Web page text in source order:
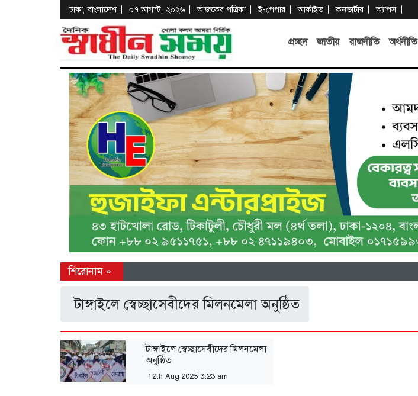
ঢাকা, বাংলাদেশ ০৭ আগস্ট, ২০২৬ আজকের পত্রিকা ই-পেপার আর্কাইভ কনভার্টার অ্যাপস
প্রচ্ছদ জাতীয় রাজনীতি অর্থনীতি
টাঙ্গাইলে স্বেচ্ছাসেবীদের মিলনমেলা অনুষ্ঠিত
টাঙ্গাইলে স্বেচ্ছাসেবীদের মিলনমেলা
অনুষ্ঠিত
12th Aug 2025 3:23 am